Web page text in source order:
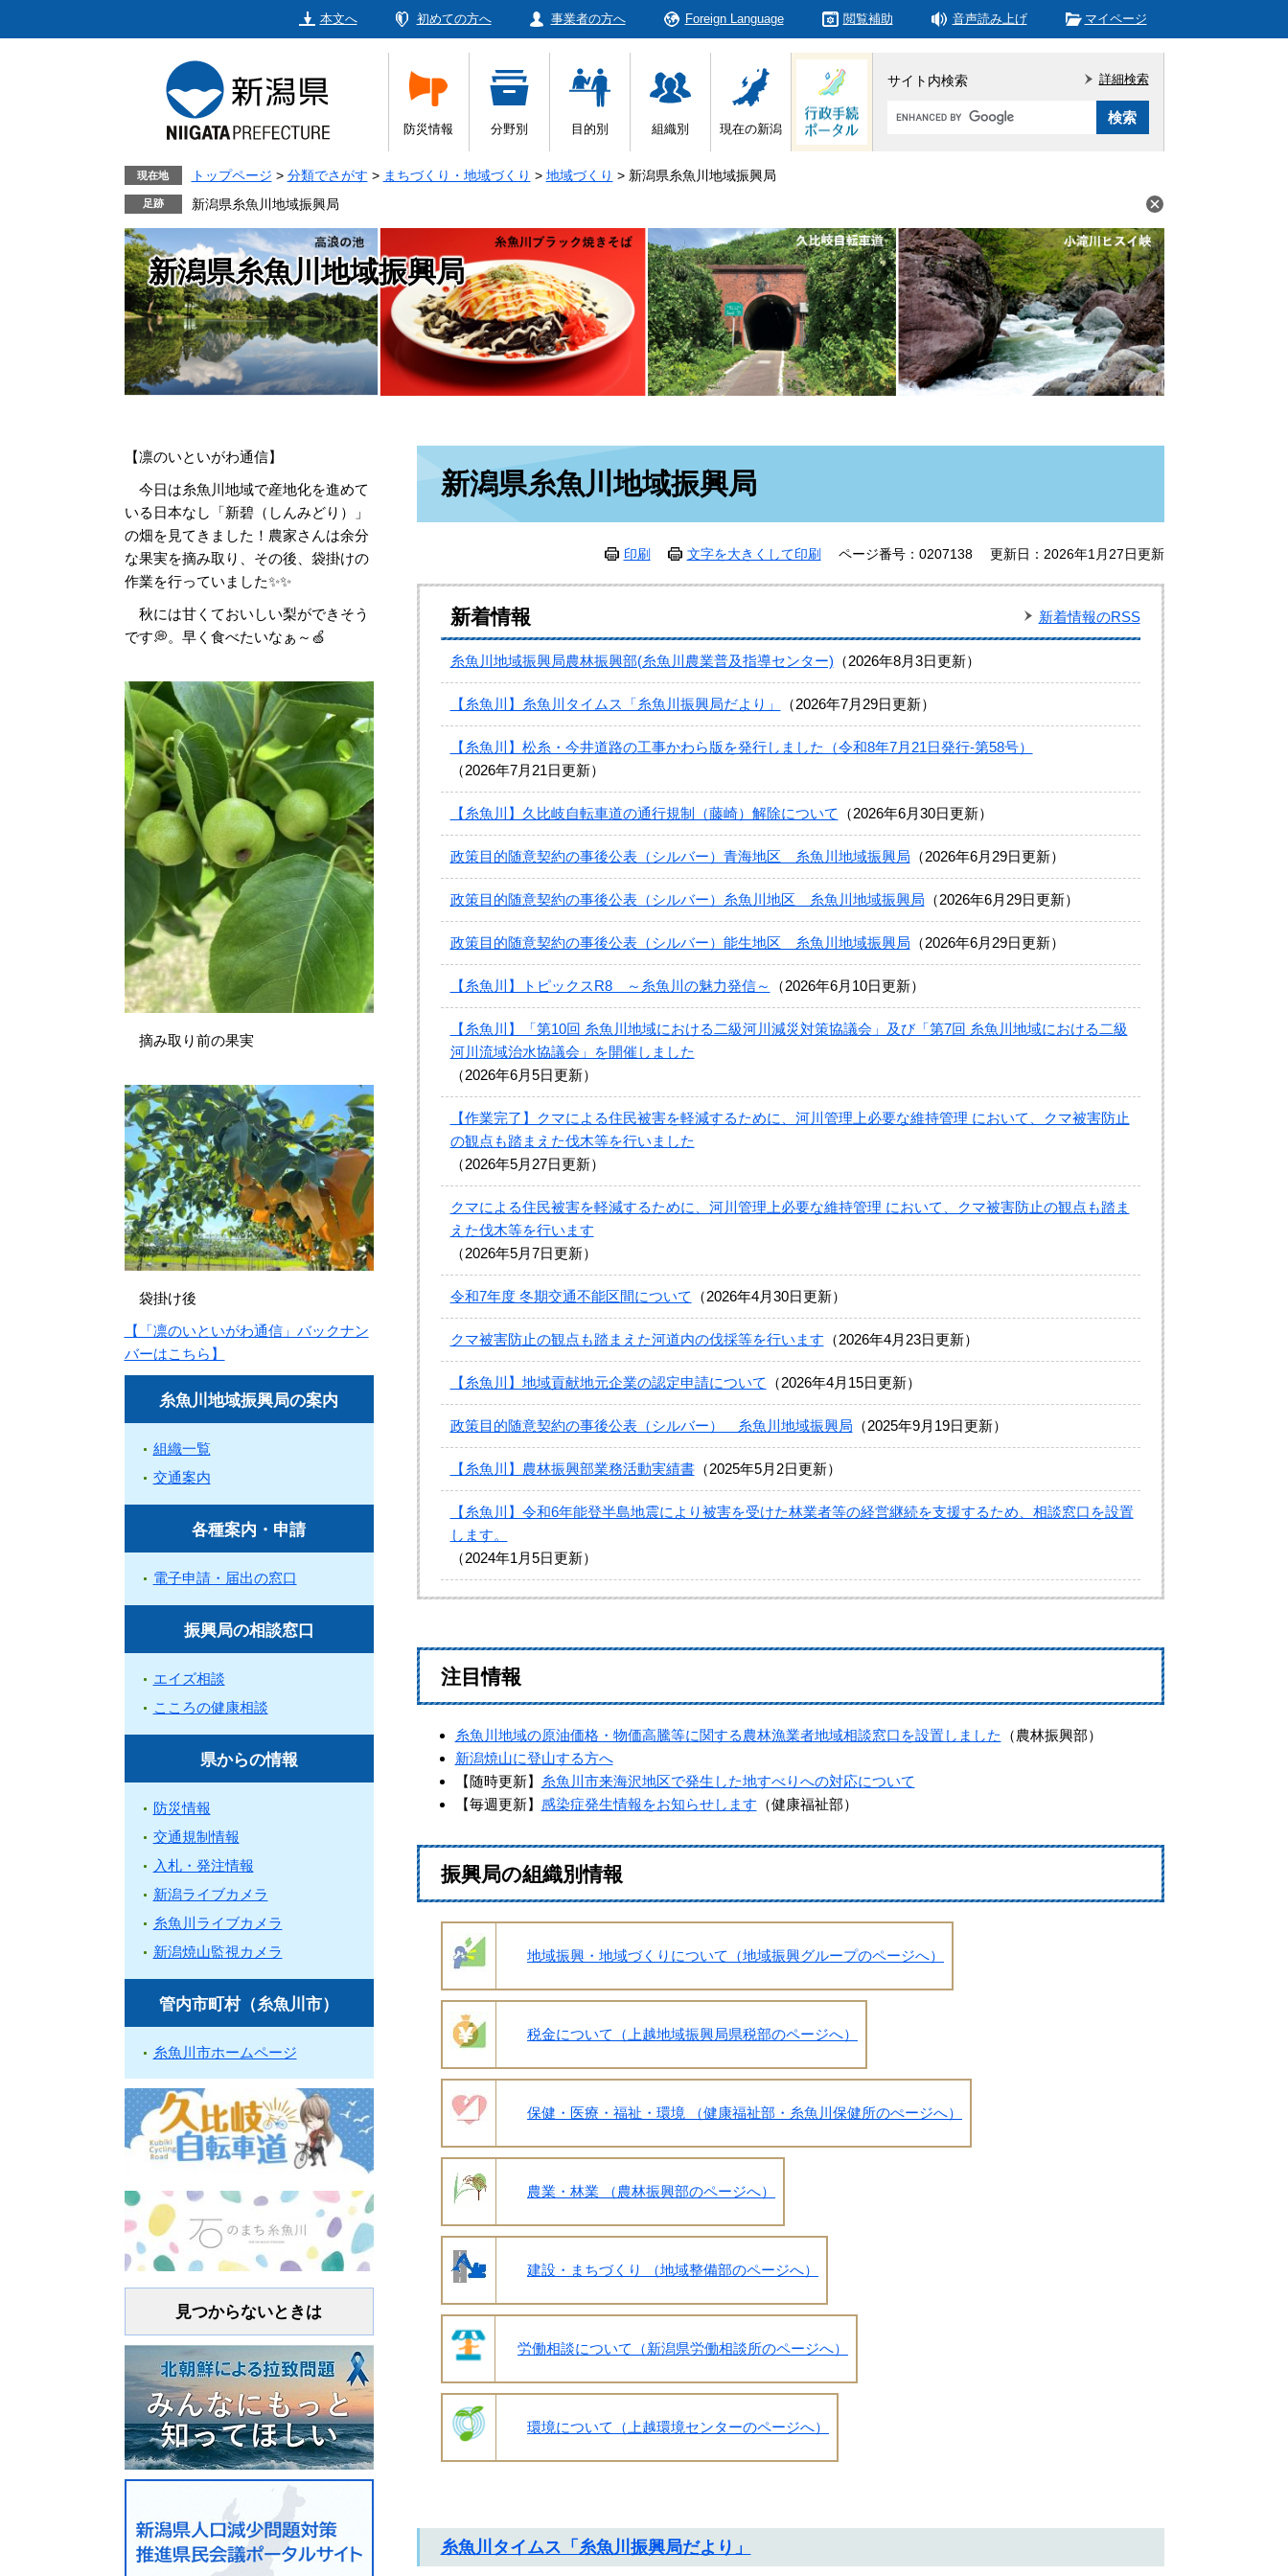
本文へ 初めての方へ 事業者の方へ Foreign Language 閲覧補助 音声読み上げ マイページ
防災情報 分野別 目的別 組織別 現在の新潟
サイト内検索
Google
索
詳細検索
現在地 トップページ > 分類でさがす > まちづくり・地域づくり > 地域づくり > 新潟県糸魚川地域振興局
新潟県糸魚川地域振興局
新潟県糸魚川地域振興局
新潟県糸魚川地域振興局
印刷 文字を大きくして印刷 ページ番号：0207138 更新日：2026年1月27日更新
新着情報
2026年8月3日更新
糸魚川地域振興局農林振興部(糸魚川農業普及指導センター)
2026年7月29日更新
【糸魚川】糸魚川タイムス「糸魚川振興局だより」
2026年7月21日更新
【糸魚川】松糸・今井道路の工事かわら版を発行しました（令和8年7月21日発行-第58号）
2026年6月30日更新
【糸魚川】久比岐自転車道の通行規制（藤崎）解除について
2026年6月29日更新
政策目的随意契約の事後公表（シルバー）青海地区 糸魚川地域振興局
2026年6月29日更新
政策目的随意契約の事後公表（シルバー）糸魚川地区 糸魚川地域振興局
2026年6月29日更新
政策目的随意契約の事後公表（シルバー）能生地区 糸魚川地域振興局
2026年6月10日更新
【糸魚川】トピックスR8 ～糸魚川の魅力発信～
2026年6月5日更新
【糸魚川】「第10回 糸魚川地域における二級河川減災対策協議会」及び「第7回 糸魚川地域における二級
河川流域治水協議会」を開催しました
2026年5月27日更新
【作業完了】クマによる住民被害を軽減するために、河川管理上必要な維持管理 において、クマ被害防止
の観点も踏まえた伐木等を行いました
2026年5月7日更新
クマによる住民被害を軽減するために、河川管理上必要な維持管理 において、クマ被害防止の観点も踏ま
えた伐木等を行います
2026年4月30日更新
令和7年度 冬期交通不能区間について
2026年4月23日更新
クマ被害防止の観点も踏まえた河道内の伐採等を行います
2026年4月15日更新
【糸魚川】地域貢献地元企業の認定申請について
2025年9月19日更新
政策目的随意契約の事後公表（シルバー） 糸魚川地域振興局
2025年5月2日更新
【糸魚川】農林振興部業務活動実績書
2024年1月5日更新
【糸魚川】令和6年能登半島地震により被害を受けた林業者等の経営継続を支援するため、相談窓口を設置
します。
新着情報のRSS
注目情報
糸魚川地域の原油価格・物価高騰等に関する農林漁業者地域相談窓口を設置しました （農林振興部）
新潟焼山に登山する方へ
【随時更新】
糸魚川市来海沢地区で発生した地すべりへの対応につい​て
【毎週更新】 感染症発生情報をお知らせします （健康福祉部）​
振興局の組織別情報
地域振興・地域づくりについて（地域振興グループのページへ）
税金について（ 上越地域振興局県税部のページへ）
保健・医療・福祉・環境 （健康福祉部・糸魚川保健所のぺージへ）
農業・林業 （農林振興部のページへ）
建設・まちづくり （地域整備部のページへ）
労働相談について（新潟県労働相談所のページへ）
環境について（上越環境センターのページへ）
糸魚川タイムス「糸魚川振興局だより」
【凛のいといがわ通信】
今日は糸魚川地域で産地化を進めて
いる日本なし「新碧（しんみどり）」
の畑を見てきました！農家さんは余分
な果実を摘み取り、その後、袋掛けの
作業を行っていました✨✨
秋には甘くておいしい梨ができそう
です💭。早く食べたいなぁ～🍏
摘み取り前の果実
袋掛け後
【「凛のいといがわ通信」バックナン
バーはこちら】
糸魚川地域振興局の案内
組織一覧
交通案内
各種案内・申請
電子申請・届出の窓口
振興局の相談窓口
エイズ相談
こころの健康相談
県からの情報
防災情報
交通規制情報
入札・発注情報
新潟ライブカメラ
糸魚川ライブカメラ
新潟焼山監視カメラ
管内市町村（糸魚川市）
糸魚川市ホームページ
見つからないときは